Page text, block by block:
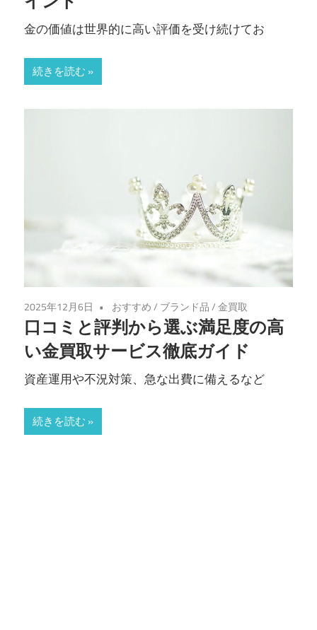
金の価値は世界的に高い評価を受け続けてお
続きを読む
2025年12月6日 おすすめ/ ブランド品/金買取
口コミと評判から選ぶ満足度の高
い金買取サービス徹底ガイド
資産運用や不況対策、急な出費に備えるなど
続きを読む